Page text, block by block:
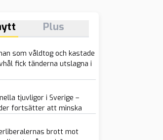
Plus
som våldtog och kastade
fick tänderna utslagna i
tjuvligor i Sverige –
fortsätter att minska
brott mot